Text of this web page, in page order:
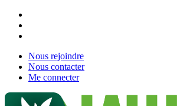
Nous rejoindre
Nous contacter
Me connecter